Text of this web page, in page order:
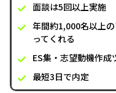
面談は5回以上実施
年間約1,000名以上
ってくれる
ES集・志望動機作
最短3日で内定